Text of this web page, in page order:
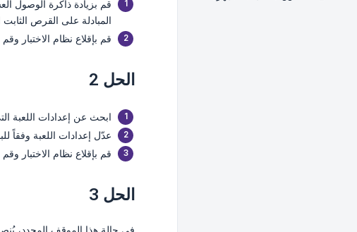
المبادلة على القرص
قم بإقلاع نظام الاختبار
الحل 2
ابحث عن إعدادات اللعبة
عدّل إعدادات اللعبة وفقاً
قم بإقلاع نظام الاختبار
الحل 3
في حالة هذا الموقف المحدد،